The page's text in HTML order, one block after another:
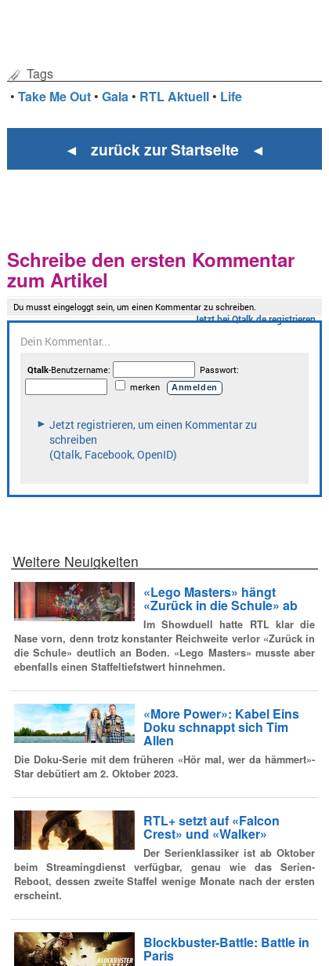
Tags
•Take Me Out •Gala • RTL Aktuell • Life
◄ zurück zur Startseite ◄
Schreibe den ersten Kommentar
zum Artikel
Weitere Neuigkeiten
«Lego Masters» hängt
«Zurück in die Schule» ab
Im Showduell hatte RTL klar die
Nase vorn, denn trotz konstanter Reichweite verlor «Zurück in
die Schule» deutlich an Boden. «Lego Masters» musste aber
ebenfalls einen Staffeltiefstwert hinnehmen.
«More Power»: Kabel Eins
Doku schnappt sich Tim
Allen
Die Doku-Serie mit dem früheren «Hör mal, wer da hämmert»-
Star debütiert am 2. Oktober 2023.
RTL+ setzt auf «Falcon
Crest» und «Walker»
Der Serienklassiker ist ab Oktober
beim Streamingdienst verfügbar, genau wie das Serien-
Reboot, dessen zweite Staffel wenige Monate nach der ersten
erscheint.
Blockbuster-Battle: Battle in
Paris